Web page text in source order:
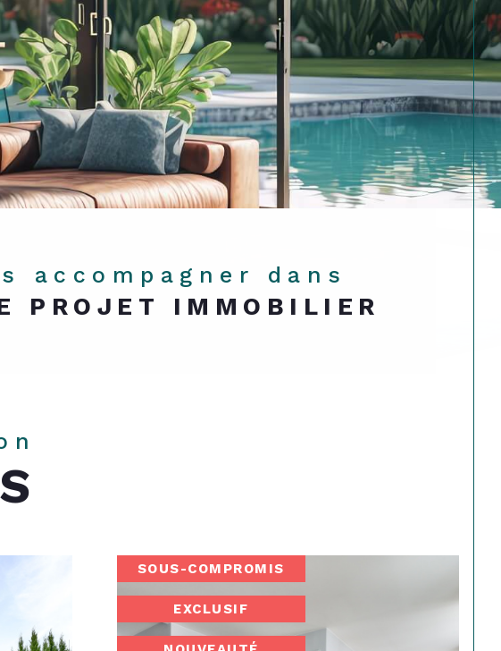
accompagner dans
PROJET IMMOBILIER
NOUVEAUTÉ